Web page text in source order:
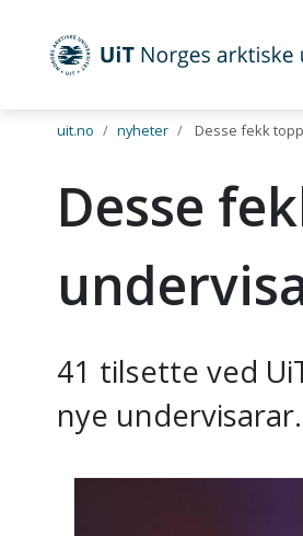
Gå til hovedinnhold
UiT Norges arktiske
uit.no nyheter Desse fekk
Desse
41 tilsette ved
nye undervisarar.